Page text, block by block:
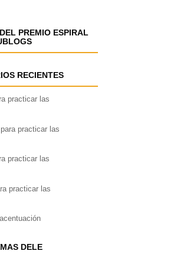
PREMIO ESPIRAL
RECIENTES
practicar las
practicar las
practicar las
practicar las
DELE